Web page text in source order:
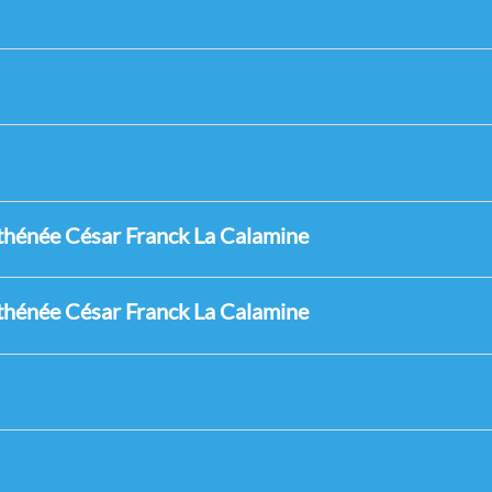
César Franck La Calamine
César Franck La Calamine